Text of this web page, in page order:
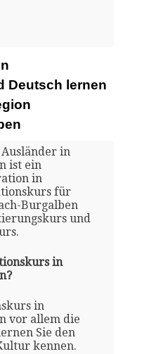
Deutsch lernen
in
ist ein
in
für
Burgalben
und
in
in
vor allem die
Sie den
kennen.